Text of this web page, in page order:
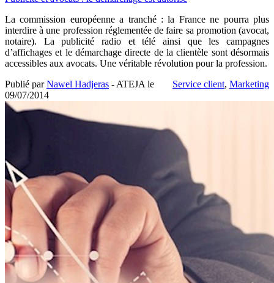
La commission européenne a tranché : la France ne pourra plus
interdire à une profession réglementée de faire sa promotion (avocat,
notaire). La publicité radio et télé ainsi que les campagnes
d’affichages et le démarchage directe de la clientèle sont désormais
accessibles aux avocats. Une véritable révolution pour la profession.
Service client, Marketing
Publié parNawel Hadjeras - ATEJA le
09/07/2014